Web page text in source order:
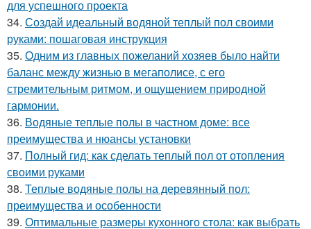
для успешного проекта
34. Создай идеальный водяной теплый пол своими
руками: пошаговая инструкция
35. Одним из главных пожеланий хозяев было найти
баланс между жизнью в мегаполисе, с его
стремительным ритмом, и ощущением природной
гармонии.
36. Водяные теплые полы в частном доме: все
преимущества и нюансы установки
37. Полный гид: как сделать теплый пол от отопления
своими руками
38. Теплые водяные полы на деревянный пол:
преимущества и особенности
39. Оптимальные размеры кухонного стола: как выбрать